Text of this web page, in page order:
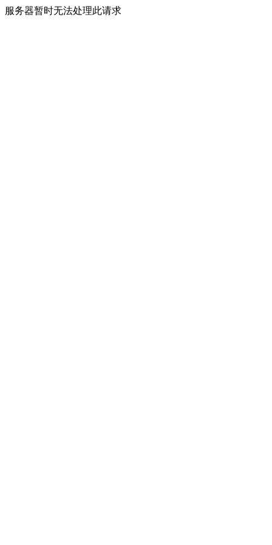
服务器暂时无法处理此请求